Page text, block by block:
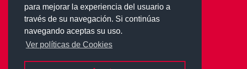
para mejorar la experiencia del usuario a
través de su navegación. Si continúas
navegando aceptas su uso.
Ver políticas de Cookies